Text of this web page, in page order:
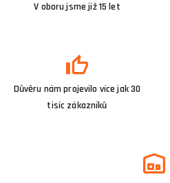
V oboru jsme již 15 let
Důvěru nám projevilo více jak 30
tisíc zákazníků